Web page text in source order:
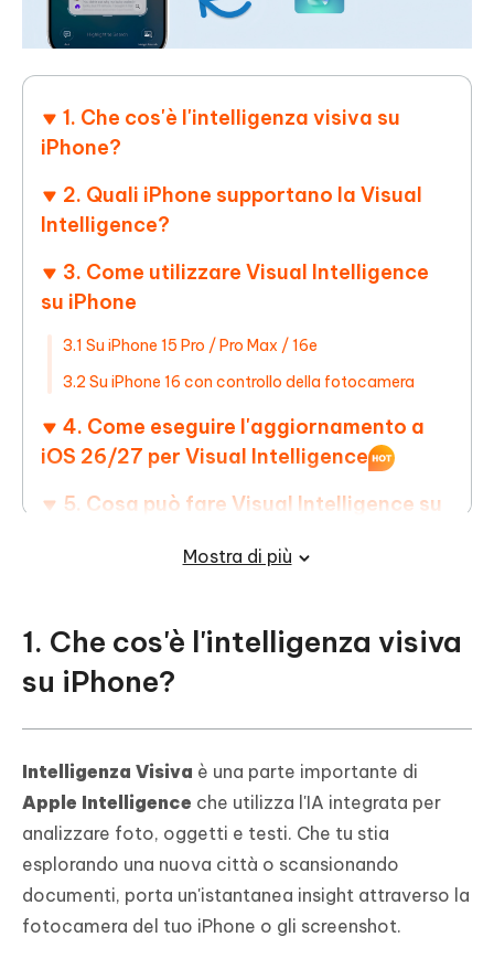
1. Che cos'è l'intelligenza visiva su
iPhone?
2. Quali iPhone supportano la Visual
Intelligence?
3. Come utilizzare Visual Intelligence
su iPhone
3.1 Su iPhone 15 Pro / Pro Max / 16e
3.2 Su iPhone 16 con controllo della fotocamera
4. Come eseguire l'aggiornamento a
iOS 26/27 per Visual Intelligence
5. Cosa può fare Visual Intelligence su
Mostra di più
1. Che cos'è l'intelligenza visiva
su iPhone?
Intelligenza Visiva è una parte importante di
Apple Intelligence che utilizza l'IA integrata per
analizzare foto, oggetti e testi. Che tu stia
esplorando una nuova città o scansionando
documenti, porta un'istantanea insight attraverso la
fotocamera del tuo iPhone o gli screenshot.